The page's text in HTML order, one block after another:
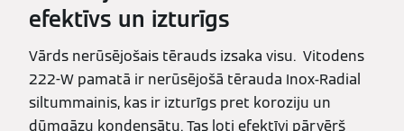
efektīvs un izturīgs
Vārds nerūsējošais tērauds izsaka visu. Vitodens
222-W pamatā ir nerūsējošā tērauda Inox-Radial
siltummainis, kas ir izturīgs pret koroziju un
dūmgāzu kondensātu. Tas ļoti efektīvi pārvērš